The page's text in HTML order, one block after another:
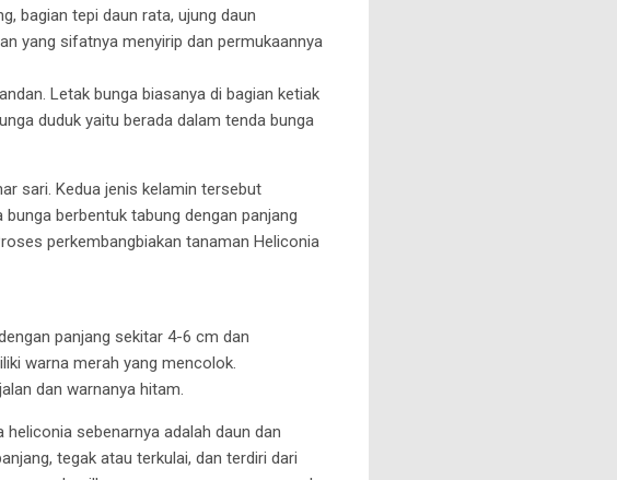
bagian tepi daun rata, ujung daun
yang sifatnya menyirip dan permukaannya
Letak bunga biasanya di bagian ketiak
duduk yaitu berada dalam tenda bunga
sari. Kedua jenis kelamin tersebut
berbentuk tabung dengan panjang
perkembangbiakan tanaman Heliconia
panjang sekitar 4-6 cm dan
warna merah yang mencolok.
dan warnanya hitam.
sebenarnya adalah daun dan
tegak atau terkulai, dan terdiri dari